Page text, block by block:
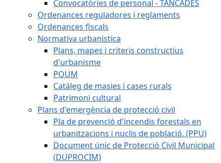
Convocatòries de personal - TANCADES
Ordenances reguladores i reglaments
Ordenances fiscals
Normativa urbanistica
Plans, mapes i criteris constructius
d'urbanisme
POUM
Catàleg de masies i cases rurals
Patrimoni cultural
Plans d'emergència de protecció civil
Pla de prevenció d'incendis forestals en
urbanitzacions i nuclis de població. (PPU)
Document únic de Protecció Civil Municipal
(DUPROCIM)